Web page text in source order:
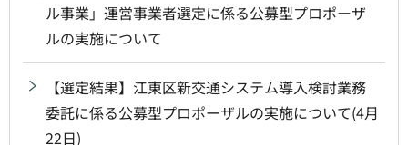
ル事業」運営事業者選定に係る公募型プロポーザ
ルの実施について
【選定結果】江東区新交通システム導入検討業務
委託に係る公募型プロポーザルの実施について(4月
22日)